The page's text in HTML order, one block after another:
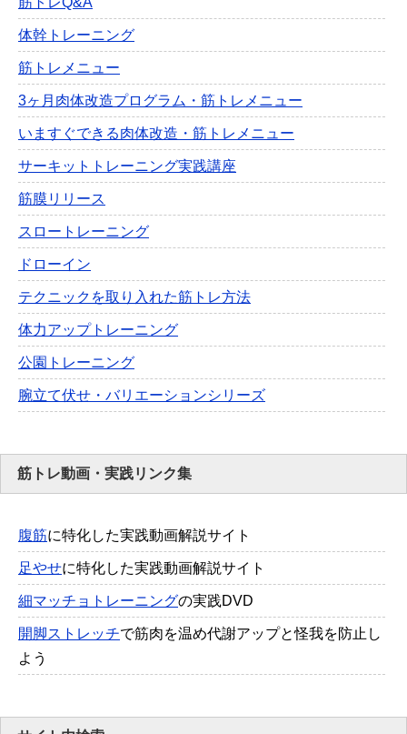
体幹トレーニング
筋トレメニュー
3ヶ月肉体改造プログラム・筋トレメニュー
いますぐできる肉体改造・筋トレメニュー
サーキットトレーニング実践講座
筋膜リリース
スロートレーニング
ドローイン
テクニックを取り入れた筋トレ方法
体力アップトレーニング
公園トレーニング
腕立て伏せ・バリエーションシリーズ
筋トレ動画・実践リンク集
腹筋に特化した実践動画解説サイト
足やせに特化した実践動画解説サイト
細マッチョトレーニングの実践DVD
開脚ストレッチで筋肉を温め代謝アップと怪我を防止し
よう